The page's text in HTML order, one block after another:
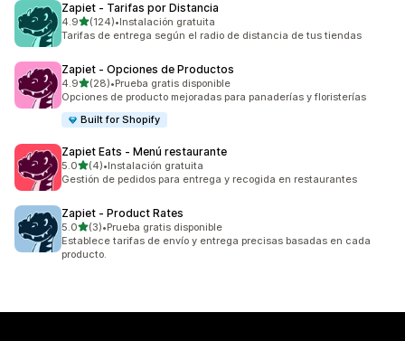
Zapiet ‑ Tarifas por Distancia
4.9de 5 estrellas
(124)
124 reseñas en total
•Instalación gratuita
Tarifas de entrega según el radio de distancia de tus tiendas
Zapiet ‑ Opciones de Productos
4.9de 5 estrellas
(28)
28 reseñas en total
•Prueba gratis disponible
Opciones de producto mejoradas para panaderías y floristerías
Built for Shopify
Zapiet Eats ‑ Menú restaurante
5.0de 5 estrellas
(4)
4 reseñas en total
•Instalación gratuita
Gestión de pedidos para entrega y recogida en restaurantes
Zapiet ‑ Product Rates
5.0de 5 estrellas
(3)
3 reseñas en total
•Prueba gratis disponible
Establece tarifas de envío y entrega precisas basadas en cada
producto.